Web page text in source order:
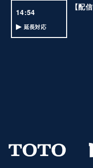
14:54
▶ 延長対応
【配